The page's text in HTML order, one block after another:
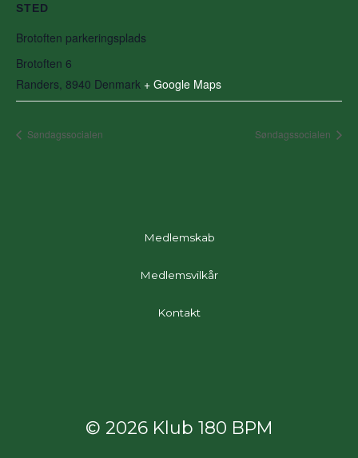
STED
Brotoften parkeringsplads
Brotoften 6
Randers, 8940 Denmark + Google Maps
Søndagssocialen Søndagssocialen
Medlemskab
Medlemsvilkår
Kontakt
© 2026 Klub 180 BPM